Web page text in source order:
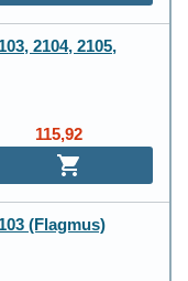
2104, 2105,
115,92
(Flagmus)